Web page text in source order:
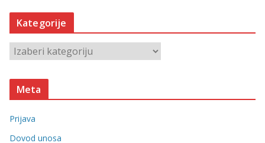
h
v
Kategorije
a
t
o
r
Meta
Prijava
Dovod unosa